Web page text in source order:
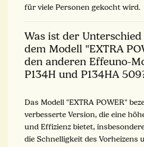
für viele Personen gekocht wird.
Was ist der
dem Modell "EXTRA
den anderen Effeuno-
P134H und P134HA
Das Modell "EXTRA POWER"
verbesserte Version, die eine
und Effizienz bietet,
die Schnelligkeit des Vorheizens